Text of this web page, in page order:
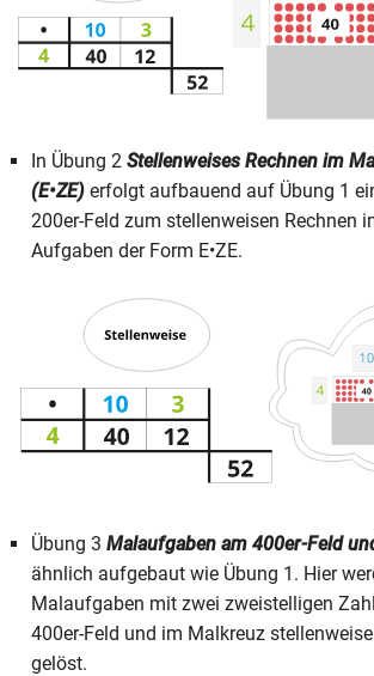
In Übung 2 Stellenweises Rechnen im
(E•ZE) erfolgt aufbauend auf Übung 1
200er-Feld zum stellenweisen Rechnen
Aufgaben der Form E•ZE.
Übung 3 Malaufgaben am 400er-Feld
ähnlich aufgebaut wie Übung 1. Hier
Malaufgaben mit zwei zweistelligen
400er-Feld und im Malkreuz
gelöst.